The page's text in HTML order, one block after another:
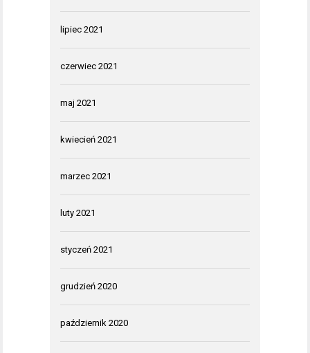
lipiec 2021
czerwiec 2021
maj 2021
kwiecień 2021
marzec 2021
luty 2021
styczeń 2021
grudzień 2020
październik 2020